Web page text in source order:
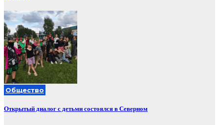
Общество
Открытый диалог с детьми состоялся в Северном